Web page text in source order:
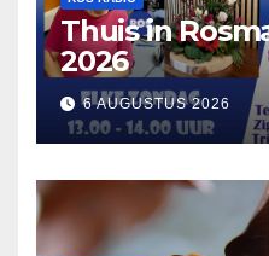
Thuis in
2026
6 AUGUSTUS 2026